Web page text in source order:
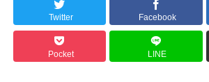
Twitter Facebook
Pocket LINE